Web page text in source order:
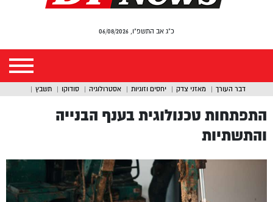
כ"ג אב התשפ"ו, 06/08/2026
דבר העורך מאזני צדק יחסים וזוגיות אסטרולוגיה סודוקו תשבץ
התפתחות טכנולוגית בענף הבנייה
והתשתיות